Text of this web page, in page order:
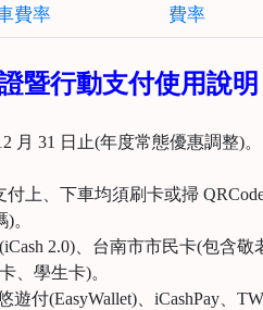
費率
費率
暨行動支付使用說明
月 31 日止(年度常態優惠調整)。
上、下車均須刷卡或掃
。
2.0)、台南市市民卡(包含敬
、學生卡)。
付(EasyWallet)、iCashPay、